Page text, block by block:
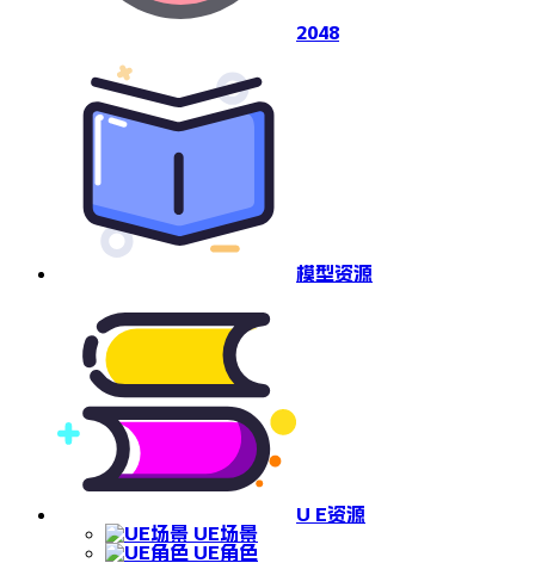
2048
模型资源
U E资源
UE场景
UE角色